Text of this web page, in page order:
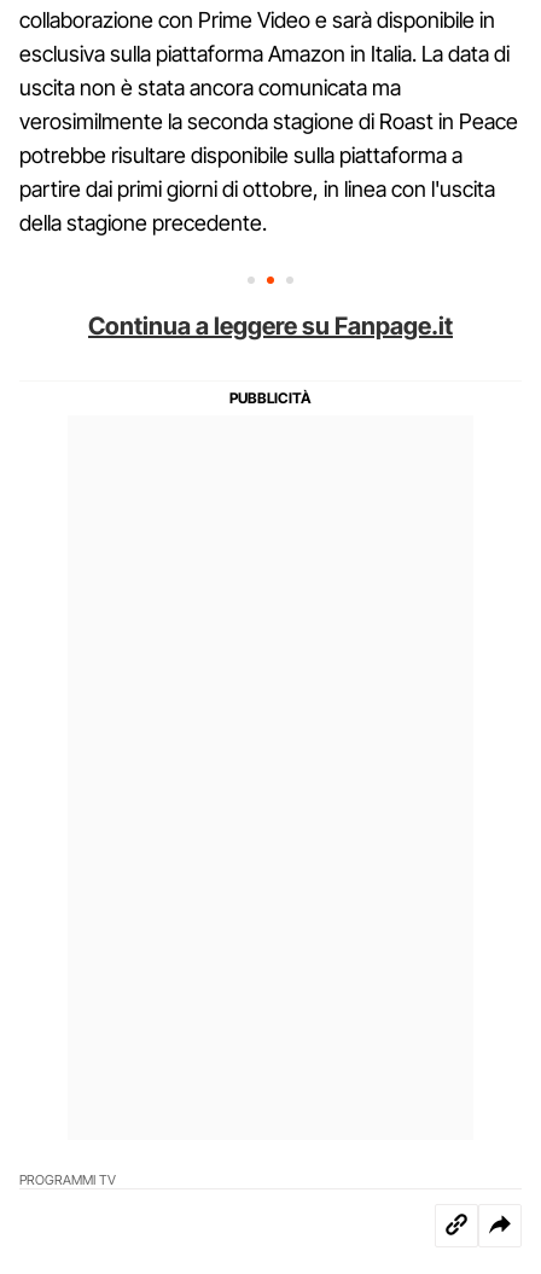
collaborazione con Prime Video e sarà disponibile in
esclusiva sulla piattaforma Amazon in Italia. La data di
uscita non è stata ancora comunicata ma
verosimilmente la seconda stagione di Roast in Peace
potrebbe risultare disponibile sulla piattaforma a
partire dai primi giorni di ottobre, in linea con l'uscita
della stagione precedente.
Continua a leggere su Fanpage.it
PROGRAMMI TV